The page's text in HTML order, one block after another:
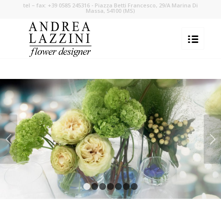
tel – fax: +39 0585 245316 - Piazza Betti Francesco, 29/A Marina Di
Massa, 54100 (MS)
Posteriore
1 4